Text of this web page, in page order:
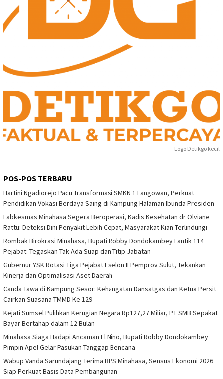
Logo Detikgo kecil
POS-POS TERBARU
Hartini Ngadiorejo Pacu Transformasi SMKN 1 Langowan, Perkuat
Pendidikan Vokasi Berdaya Saing di Kampung Halaman Ibunda Presiden
Labkesmas Minahasa Segera Beroperasi, Kadis Kesehatan dr Olviane
Rattu: Deteksi Dini Penyakit Lebih Cepat, Masyarakat Kian Terlindungi
Rombak Birokrasi Minahasa, Bupati Robby Dondokambey Lantik 114
Pejabat: Tegaskan Tak Ada Suap dan Titip Jabatan
Gubernur YSK Rotasi Tiga Pejabat Eselon II Pemprov Sulut, Tekankan
Kinerja dan Optimalisasi Aset Daerah
Canda Tawa di Kampung Sesor: Kehangatan Dansatgas dan Ketua Persit
Cairkan Suasana TMMD Ke 129
Kejati Sumsel Pulihkan Kerugian Negara Rp127,27 Miliar, PT SMB Sepakat
Bayar Bertahap dalam 12 Bulan
Minahasa Siaga Hadapi Ancaman El Nino, Bupati Robby Dondokambey
Pimpin Apel Gelar Pasukan Tanggap Bencana
Wabup Vanda Sarundajang Terima BPS Minahasa, Sensus Ekonomi 2026
Siap Perkuat Basis Data Pembangunan